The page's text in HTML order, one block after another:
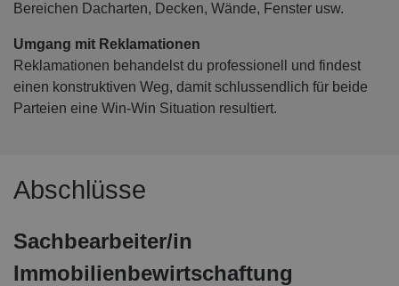
Bereichen Dacharten, Decken, Wände, Fenster usw.
Umgang mit Reklamationen
Reklamationen behandelst du professionell und findest
einen konstruktiven Weg, damit schlussendlich für beide
Parteien eine Win-Win Situation resultiert.
Abschlüsse
Sachbearbeiter/in
Immobilienbewirtschaftung